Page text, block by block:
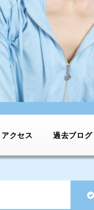
アクセス 過去ブログ